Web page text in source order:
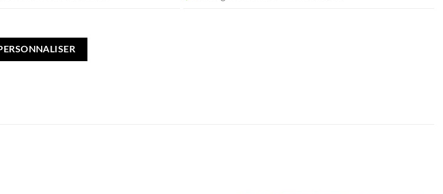
iPhone X / Xs coque personnalisée - tough case